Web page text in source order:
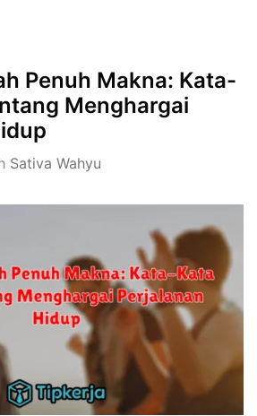
Penuh Makna: Kata-
Menghargai
Sativa Wahyu